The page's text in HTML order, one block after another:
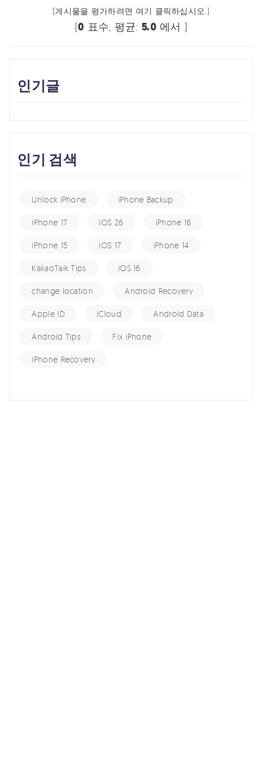
(게시물을 평가하려면 여기 클릭하십시오.)
(0 표수, 평균: 5.0 에서 )
인기글
인기 검색
Unlock iPhone iPhone Backup
iPhone 17 iOS 26 iPhone 16
iPhone 15 iOS 17 iPhone 14
KakaoTalk Tips iOS 16
change location Android Recovery
Apple ID iCloud Android Data
Android Tips Fix iPhone
iPhone Recovery